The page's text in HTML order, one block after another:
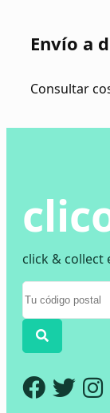
Envío a
Consultar
click & collect